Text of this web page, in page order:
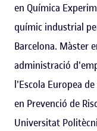
en Química
químic industrial
Barcelona. Màster
administració
l'Escola Europea
en Prevenció de
Universitat